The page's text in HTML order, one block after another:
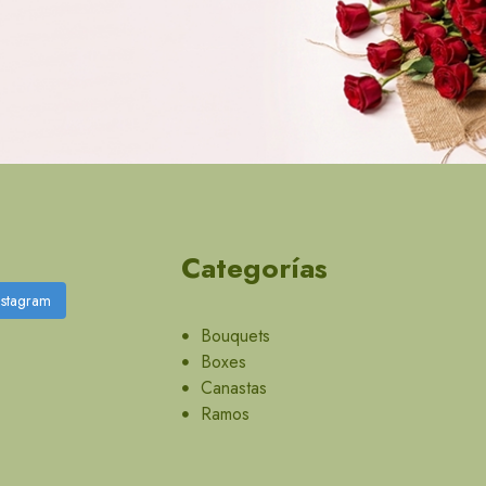
Categorías
Bouquets
Boxes
Canastas
Ramos